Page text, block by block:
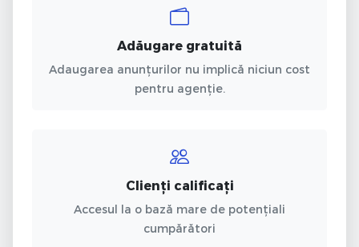
Adăugare gratuită
Adaugarea anunțurilor nu implică niciun cost
pentru agenție.
Clienți calificați
Accesul la o bază mare de potențiali
cumpărători